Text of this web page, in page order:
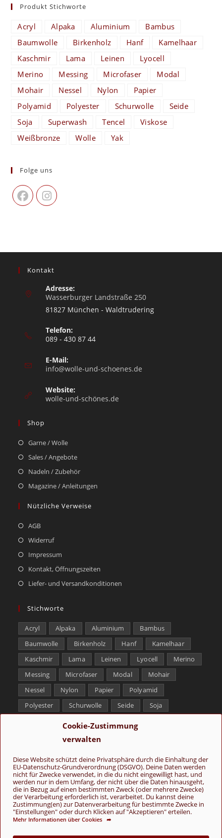
Cookie-Zustimmung
verwalten
Diese Website schützt deine Privatsphäre durch die Einhaltung der
EU-Datenschutz-Grundverordnung (DSGVO). Deine Daten werden
nicht für Zwecke verwendet, in die du nicht eingewilligt hast, und
werden nur in dem Umfang, der nicht über die Daten hinausgeht,
die in Bezug auf einen bestimmten Zweck (oder mehrere Zwecke)
der Verarbeitung erforderlich ist, verarbeitet. Du kannst deine
Zustimmung(en) zur Datenverarbeitung für bestimmte Zwecke in
"Einstellungen" oder durch Klicken auf "Akzeptieren" erteilen.
Mehr Informationen über Cookies ➦
Produkt Stichworte
Acryl Alpaka Aluminium
Bambus
Baumwolle
Birkenholz Hanf
Kamelhaar
Kaschmir
Lama Leinen
Lyocell
Merino
Messing Microfaser
Modal
Mohair
Nessel Nylon
Papier
Polyamid
Polyester Schurwolle
Seide
Soja
Superwash Tencel
Viskose
Weißbronze
Wolle Yak
Folge uns
Kontakt
Adresse:
Wasserburger Landstraße 250
81827 München - Waldtrudering
Telefon:
089 - 430 87 44
E-Mail:
info@wolle-und-schoenes.de
Website:
wolle-und-schönes.de
Shop
Garne / Wolle
Sales / Angebote
Nadeln / Zubehör
Magazine / Anleitungen
Nützliche Verweise
AGB
Widerruf
Impressum
Kontakt, Öffnungszeiten
Liefer- und Versandkonditionen
Stichworte
Acryl Alpaka Aluminium
Bambus
Baumwolle
Birkenholz Hanf
Kamelhaar
Kaschmir
Lama Leinen Lyocell
Merino
Messing
Microfaser Modal
Mohair
Nessel
Nylon Papier
Polyamid
Polyester
Schurwolle Seide
Soja
Tencel
Yak
Folge uns